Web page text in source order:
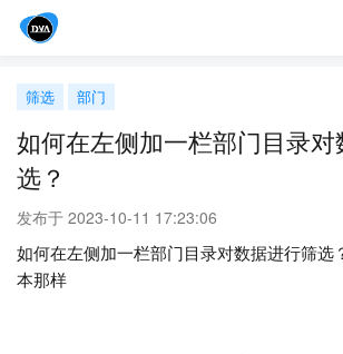
筛选 部门
如何在左侧加一栏部门目录
选？
发布于 2023-10-11 17:23:06
如何在左侧加一栏部门目录对数据进行筛选
本那样